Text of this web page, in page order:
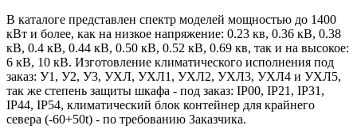
В каталоге представлен спектр моделей мощностью до 1400
кВт и более, как на низкое напряжение: 0.23 кв, 0.36 кВ, 0.38
кВ, 0.4 кВ, 0.44 кВ, 0.50 кВ, 0.52 кВ, 0.69 кв, так и на высокое:
6 кВ, 10 кВ. Изготовление климатического исполнения под
заказ: У1, У2, У3, УХЛ, УХЛ1, УХЛ2, УХЛ3, УХЛ4 и УХЛ5,
так же степень защиты шкафа - под заказ: IP00, IP21, IP31,
IP44, IP54, климатический блок контейнер для крайнего
севера (-60+50t) - по требованию Заказчика.